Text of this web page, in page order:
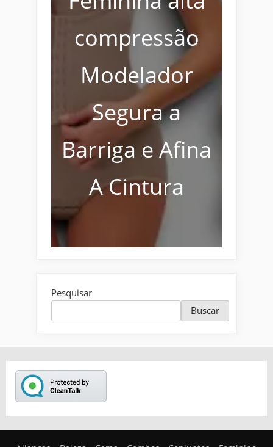
compressão
Modelador
Segura a
Barriga e Afina
A Cintura
Pesquisar
Buscar